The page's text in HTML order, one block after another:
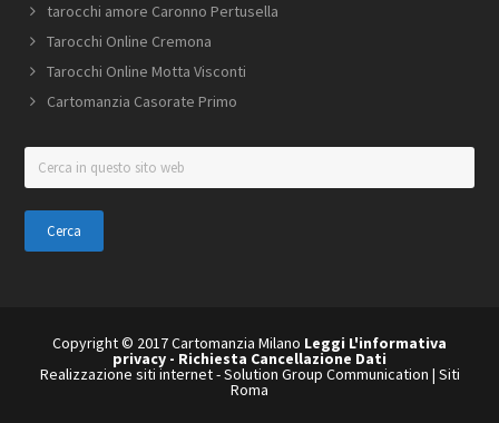
tarocchi amore Caronno Pertusella
Tarocchi Online Cremona
Tarocchi Online Motta Visconti
Cartomanzia Casorate Primo
Cerca
in
questo
sito
web
Copyright © 2017 Cartomanzia Milano Leggi L'informativa
privacy - Richiesta Cancellazione Dati
Realizzazione siti internet-Solution Group Communication | Siti
Roma